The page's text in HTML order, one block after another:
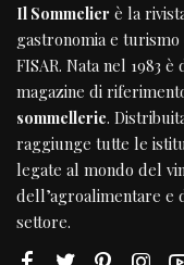
Il Sommelier è la
gastronomia e
FISAR. Nata nel 1983
magazine di
sommellerie.
raggiunge tutte le
legate al mondo del
dell’agroalimentare e
settore.